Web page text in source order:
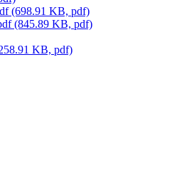
(698.91 KB, pdf)
(845.89 KB, pdf)
KB, pdf)